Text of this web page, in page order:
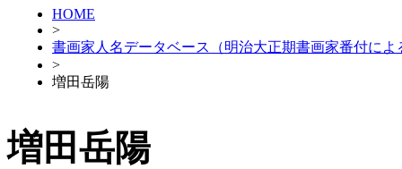
HOME
>
書画家人名データベース（明治大正期書画家番付によ
>
増田岳陽
増田岳陽